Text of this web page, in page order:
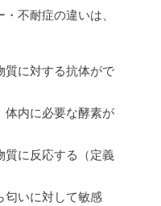
不耐症の違いは、
質に対する抗体がで
体内に必要な酵素が
質に反応する（定義
匂いに対して敏感